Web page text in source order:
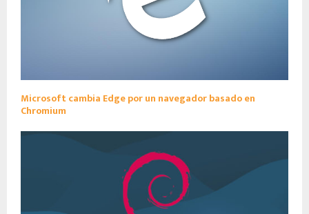
Microsoft cambia Edge por un navegador basado en
Chromium